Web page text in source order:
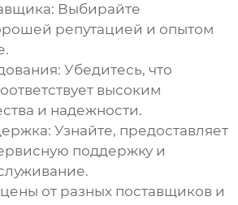
Выбирайте
репутацией и опытом
Убедитесь, что
высоким
и надежности.
Узнайте, предоставляет
поддержку и
от разных поставщиков и